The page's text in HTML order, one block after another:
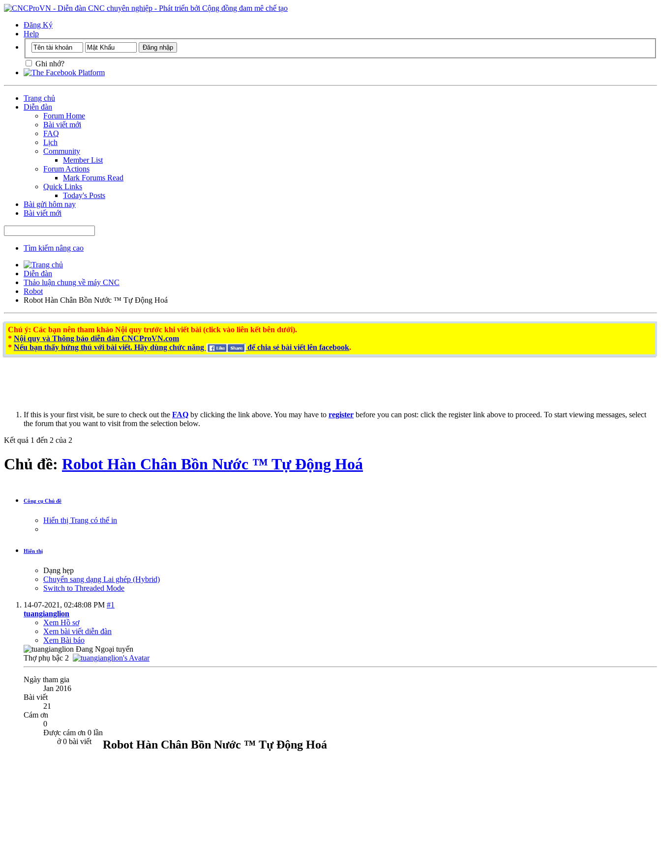
Đăng Ký
Help
Ghi nhớ?
Trang chủ
Diễn đàn
Forum Home
Bài viết mới
FAQ
Lịch
Community
Member List
Forum Actions
Mark Forums Read
Quick Links
Today's Posts
Bài gửi hôm nay
Bài viết mới
Tìm kiếm nâng cao
Diễn đàn
Thảo luận chung về máy CNC
Robot
Robot Hàn Chân Bồn Nước ™ Tự Động Hoá
Chú ý: Các bạn nên tham khảo Nội quy trước khi viết bài (click vào liên kết bên dưới).
* Nội quy và Thông báo diễn đàn CNCProVN.com
* Nếu bạn thấy hứng thú với bài viết. Hãy dùng chức năng để chia sẻ bài viết lên facebook.
If this is your first visit, be sure to check out the FAQ by clicking the link above. You may have to register before you can post: click the register link above to proceed. To start viewing messages, select
the forum that you want to visit from the selection below.
Kết quả 1 đến 2 của 2
Chủ đề: Robot Hàn Chân Bồn Nước ™ Tự Động Hoá
Công cụ Chủ đề
Hiển thị Trang có thể in
Hiển thị
Dạng hẹp
Chuyển sang dạng Lai ghép (Hybrid)
Switch to Threaded Mode
14-07-2021, 02:48:08 PM #1
tuangianglion
Xem Hồ sơ
Xem bài viết diễn đàn
Xem Bài báo
Thợ phụ bậc 2
Ngày tham gia
Jan 2016
Bài viết
21
Cám ơn
0
Được cám ơn 0 lần
ở 0 bài viết
Robot Hàn Chân Bồn Nước ™ Tự Động Hoá